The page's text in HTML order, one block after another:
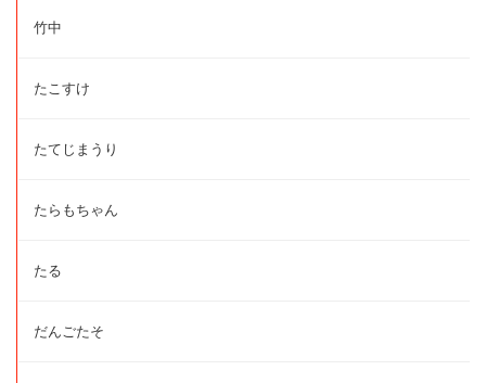
竹中
たこすけ
たてじまうり
たらもちゃん
たる
だんごたそ